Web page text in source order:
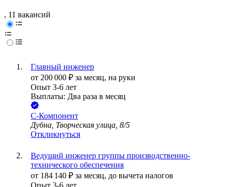
, 11 вакансий
Главный инженер
от 200 000 ₽ за месяц, на руки
Опыт 3-6 лет
Выплаты: Два раза в месяц
С-Компонент
Дубна, Творческая улица, 8/5
Откликнуться
Ведущий инженер группы производственно-
технического обеспечения
от 184 140 ₽ за месяц, до вычета налогов